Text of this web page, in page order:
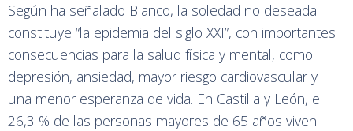
Según ha señalado Blanco, la soledad no deseada
constituye “la epidemia del siglo XXI”, con importantes
consecuencias para la salud física y mental, como
depresión, ansiedad, mayor riesgo cardiovascular y
una menor esperanza de vida. En Castilla y León, el
26,3 % de las personas mayores de 65 años viven